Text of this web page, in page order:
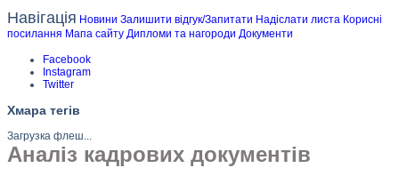
Навігація Новини Залишити відгук/Запитати Надіслати листа Корисні
посилання Мапа сайту Дипломи та нагороди Документи
Facebook
Instagram
Twitter
Хмара тегів
Загрузка флеш...
Аналіз кадрових документів